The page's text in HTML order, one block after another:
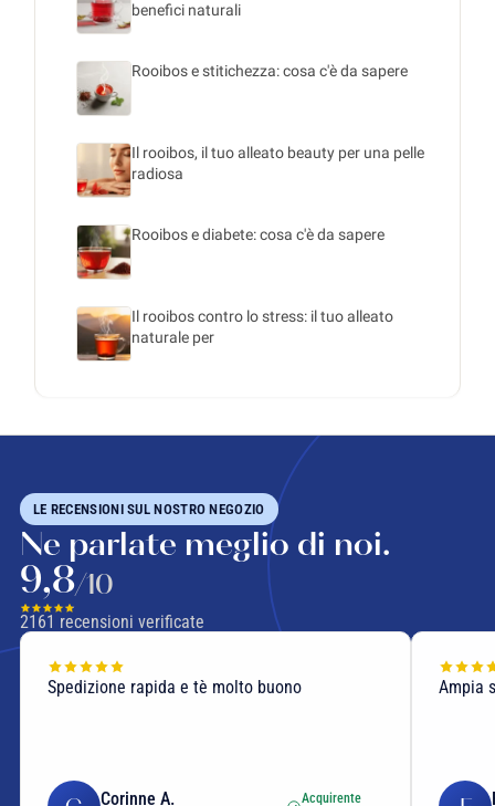
benefici naturali
Rooibos e stitichezza: cosa c'è da sapere
Il rooibos, il tuo alleato beauty per una pelle
radiosa
Rooibos e diabete: cosa c'è da sapere
Il rooibos contro lo stress: il tuo alleato
naturale per
LE RECENSIONI SUL NOSTRO NEGOZIO
Ne parlate meglio di noi.
9,8/10
2161 recensioni verificate
Spedizione rapida e tè molto buono
Corinne A.
Acquirente
Ampia